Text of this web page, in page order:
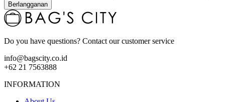
Berlangganan
Do you have questions? Contact our customer service
info@bagscity.co.id
+62 21 7563888
INFORMATION